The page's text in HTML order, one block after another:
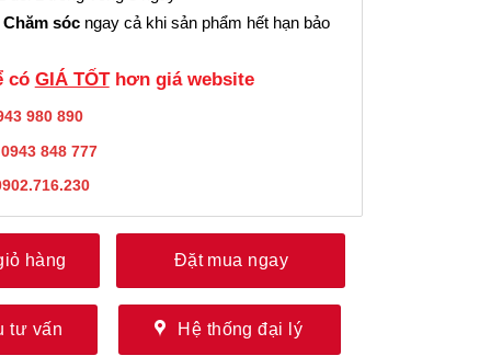
sóc ngay cả khi sản phẩm hết hạn bảo
có GIÁ TỐThơn giá website
980 890
0943 848 777
hàng Đặt mua ngay
tư vấn Hệ thống đại lý